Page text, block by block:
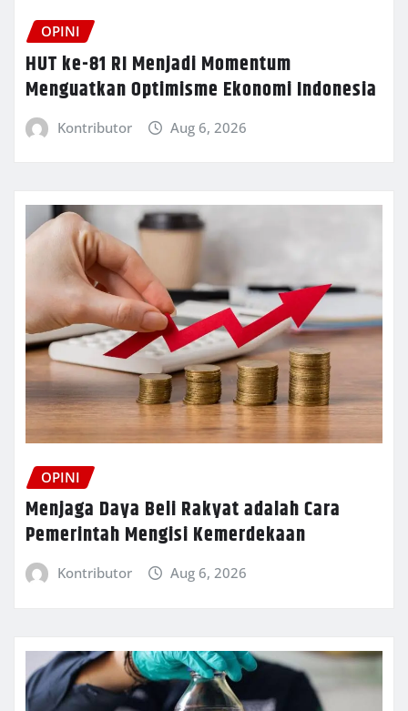
OPINI
HUT ke-81 RI Menjadi Momentum
Menguatkan Optimisme Ekonomi Indonesia
Kontributor Aug 6, 2026
OPINI
Menjaga Daya Beli Rakyat adalah Cara
Pemerintah Mengisi Kemerdekaan
Kontributor Aug 6, 2026